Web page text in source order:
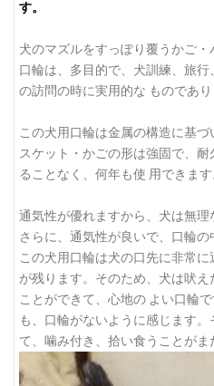
す。
犬のマズルをすっぽり覆うかご
口輪は、多目的で、犬訓練、旅
の訪問の時に実用的な ものであり
この犬用口輪は金属の構造に基
スケット・かごの形は強固で、
ることなく、何年も使 用できます
通気性が優れますから、犬は無理
さらに、通気性が良いで、口輪の
この犬用口輪は犬の口先に非常
が残ります。そのため、犬は吠
ことができて、心地の よい口輪
も、口輪がないように感じます
て、噛み付き、拾い食うことがま